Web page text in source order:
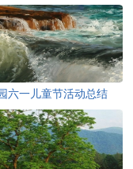
六一儿童节活动总结